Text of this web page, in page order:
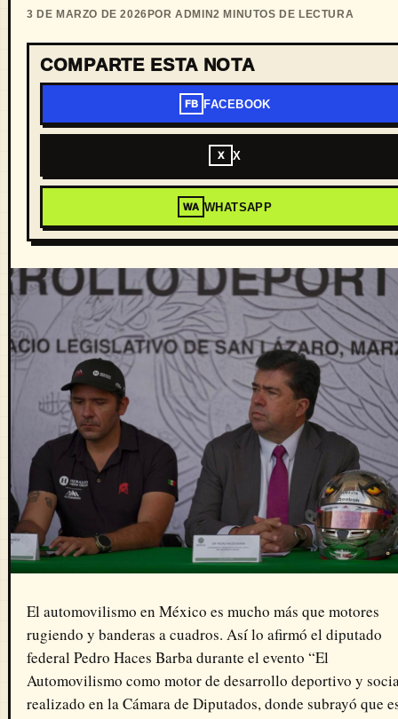
3 DE MARZO DE 2026 POR ADMIN2 MINUTOS DE LECTURA
COMPARTE ESTA NOTA
FB FACEBOOK
X X
WA WHATSAPP
El automovilismo en México es mucho más que motores
rugiendo y banderas a cuadros. Así lo afirmó el diputado
federal Pedro Haces Barbadurante el evento “El
Automovilismo como motor de desarrollo deportivo y
realizado en laCámara de Diputados, donde subrayó que